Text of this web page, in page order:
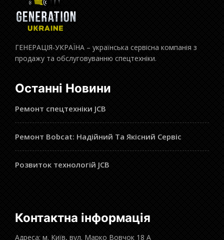
ГЕНЕРАЦІЯ-УКРАЇНА – українська сервісна компанія з
продажу та обслуговуванню спецтехніки.
Останні Новини
Ремонт спецтехніки JCB
Ремонт Bobcat: Надійний Та Якісний Сервіс
Розвиток технологій JCB
Контактна інформація
Адреса: м. Київ, вул. Марко Вовчок 18 А